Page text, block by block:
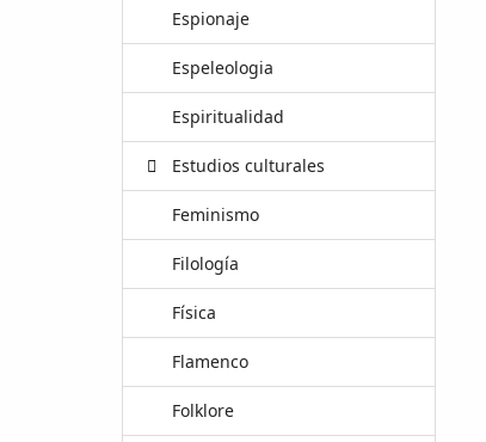
Espionaje
Espeleologia
Espiritualidad
Estudios culturales
Feminismo
Filología
Física
Flamenco
Folklore